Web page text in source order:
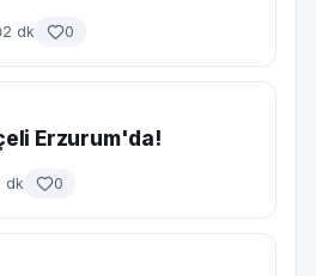
2 dk 0
Erzurum'da!
dk 0